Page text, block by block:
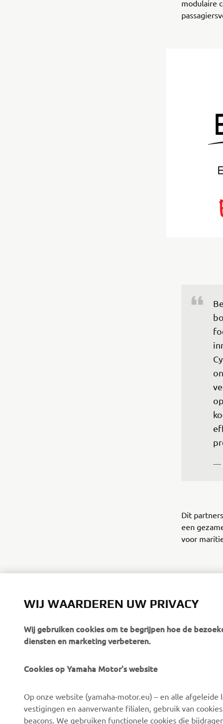
modulaire
—
Dit
een
voor
CORPORATE
Over ons
Nieuws
BUSINESS
eBike-systemen
Autoriteiten
WIJ WAARDEREN UW PRIVACY
Wij gebruiken cookies om te begrijpen hoe de
diensten en marketing verbeteren.
Cookies op Yamaha Motor's website
Op onze website (yamaha-motor.eu) – en alle
vestigingen en aanverwante filialen, gebruik van
beacons. We gebruiken functionele cookies die